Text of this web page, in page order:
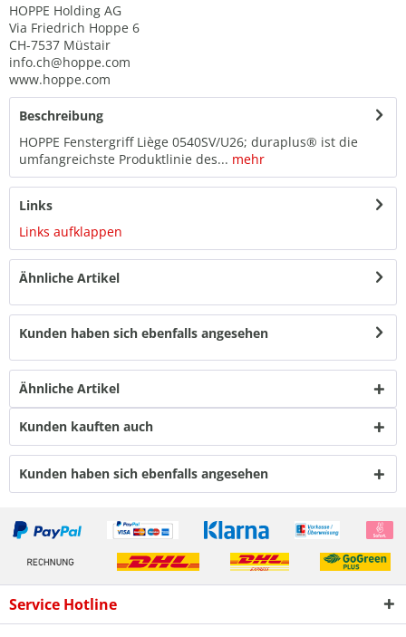
HOPPE Holding AG
Via Friedrich Hoppe 6
CH-7537 Müstair
info.ch@hoppe.com
www.hoppe.com
Beschreibung
HOPPE Fenstergriff Liège 0540SV/U26; duraplus® ist die
umfangreichste Produktlinie des... mehr
Links
Links aufklappen
Ähnliche Artikel
Kunden haben sich ebenfalls angesehen
Ähnliche Artikel
Kunden kauften auch
Kunden haben sich ebenfalls angesehen
Service Hotline